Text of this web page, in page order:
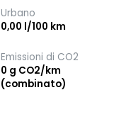
Urbano
0,00 l/100 km
Emissioni di CO2
0 g CO2/km
(combinato)